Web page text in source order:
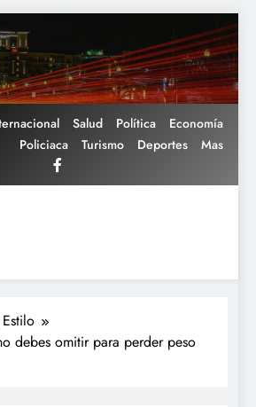
Salud Política
Economía
Policiaca
Turismo Deportes Mas
debes omitir para perder peso